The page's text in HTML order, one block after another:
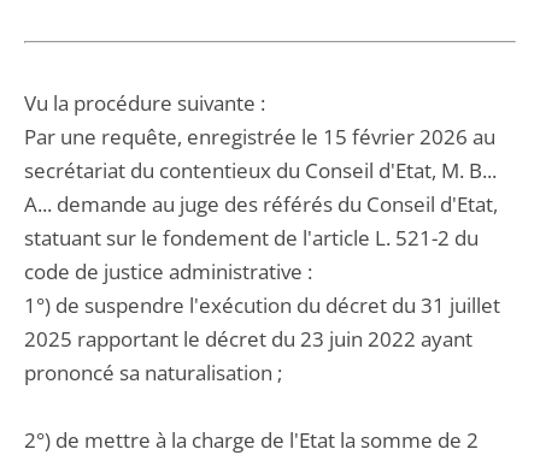
Vu la procédure suivante :
Par une requête, enregistrée le 15 février 2026 au
secrétariat du contentieux du Conseil d'Etat, M. B...
A... demande au juge des référés du Conseil d'Etat,
statuant sur le fondement de l'article L. 521-2 du
code de justice administrative :
1°) de suspendre l'exécution du décret du 31 juillet
2025 rapportant le décret du 23 juin 2022 ayant
prononcé sa naturalisation ;
2°) de mettre à la charge de l'Etat la somme de 2